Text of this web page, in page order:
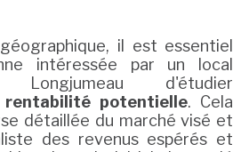
il est essentiel
intéressée par un local
d'étudier
rentabilité potentielle. Cela
détaillée du marché visé et
des revenus espérés et